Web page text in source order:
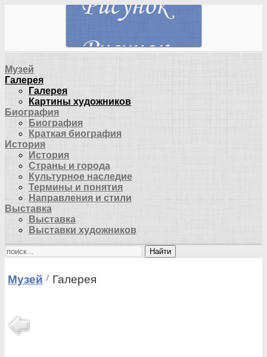
Музей
Галерея
Галерея
Картины художников
Биография
Биография
Краткая биография
История
История
Страны и города
Культурное наследие
Термины и понятия
Направления и стили
Выставка
Выставка
Выставки художников
Найти
Музей Галерея